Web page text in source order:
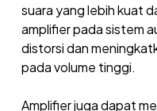
suara yang lebih kuat
amplifier pada sistem
distorsi dan
pada volume tinggi.
Amplifier juga dapat